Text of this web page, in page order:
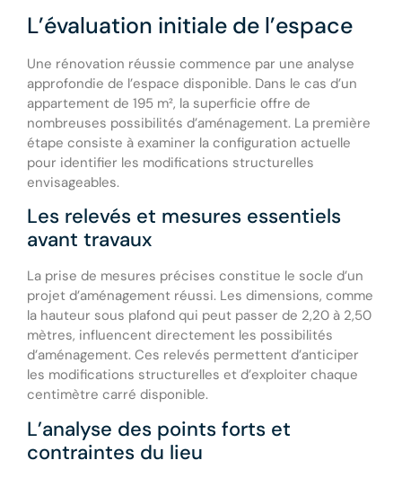
L’évaluation initiale de l’espace
Une rénovation réussie commence par une analyse
approfondie de l’espace disponible. Dans le cas d’un
appartement de 195 m², la superficie offre de
nombreuses possibilités d’aménagement. La première
étape consiste à examiner la configuration actuelle
pour identifier les modifications structurelles
envisageables.
Les relevés et mesures essentiels
avant travaux
La prise de mesures précises constitue le socle d’un
projet d’aménagement réussi. Les dimensions, comme
la hauteur sous plafond qui peut passer de 2,20 à 2,50
mètres, influencent directement les possibilités
d’aménagement. Ces relevés permettent d’anticiper
les modifications structurelles et d’exploiter chaque
centimètre carré disponible.
L’analyse des points forts et
contraintes du lieu